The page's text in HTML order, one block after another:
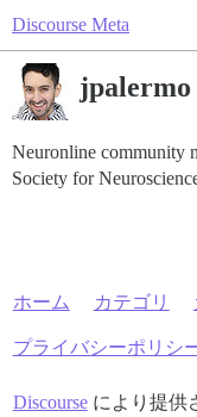
Discourse Meta
jpalermo
Neuronline community
Society for
ホーム カテゴリ
プライバシーポリシ
Discourseにより提供